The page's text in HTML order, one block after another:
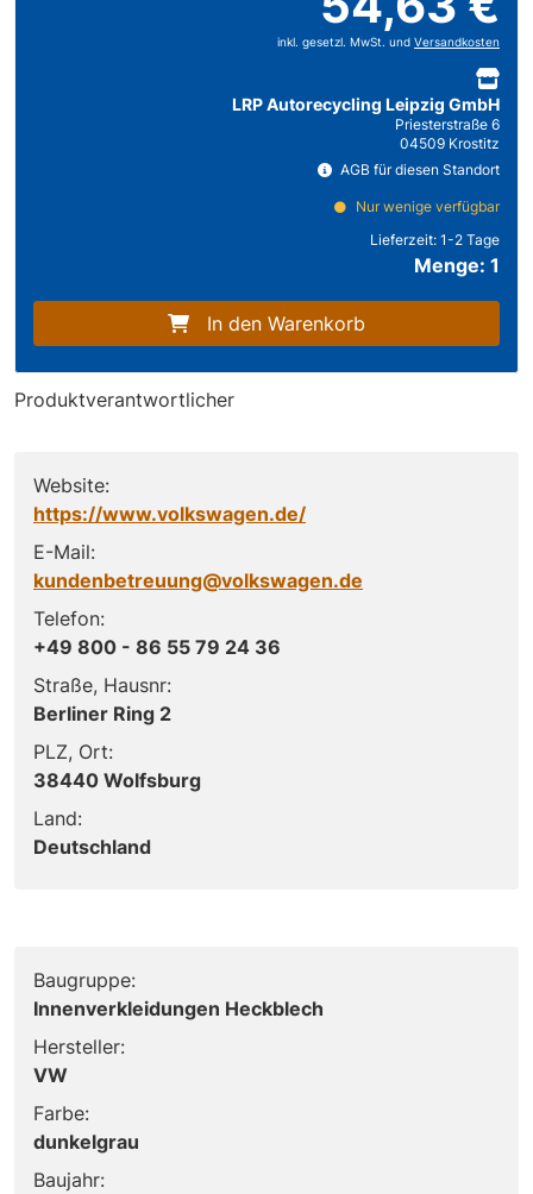
inkl. gesetzl. MwSt. und Versandkosten
LRP Autorecycling Leipzig GmbH
Priesterstraße 6
04509 Krostitz
AGB für diesen Standort
Nur wenige verfügbar
Lieferzeit: 1-2 Tage
Menge: 1
In den Warenkorb
Produktverantwortlicher
Website:
https://www.volkswagen.de/
E-Mail:
kundenbetreuung@volkswagen.de
Telefon:
+49 800 - 86 55 79 24 36
Straße, Hausnr:
Berliner Ring 2
PLZ, Ort:
38440 Wolfsburg
Land:
Deutschland
Baugruppe:
Innenverkleidungen Heckblech
Hersteller:
VW
Farbe:
dunkelgrau
Baujahr: